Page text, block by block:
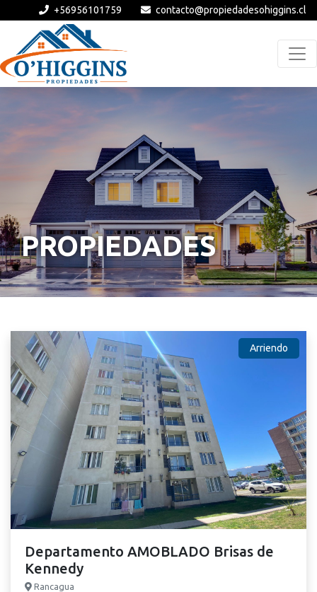
+56956101759 contacto@propiedadesohiggins.cl
PROPIEDADES
Arriendo
Departamento AMOBLADO Brisas de
Kennedy
Rancagua